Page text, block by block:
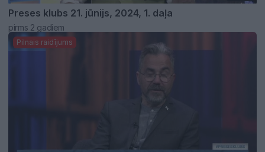
Preses klubs 21. jūnijs, 2024, 1. daļa
pirms 2 gadiem
Pilnais raidījums